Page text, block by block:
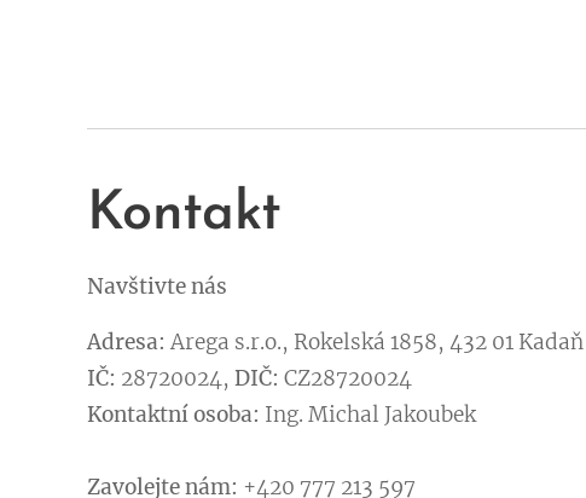
Kontakt
Navštivte nás
Adresa: Arega s.r.o., Rokelská 1858, 432 01 Kadaň
IČ: 28720024, DIČ: CZ28720024
Kontaktní osoba: Ing. Michal Jakoubek
Zavolejte nám: +420 777 213 597